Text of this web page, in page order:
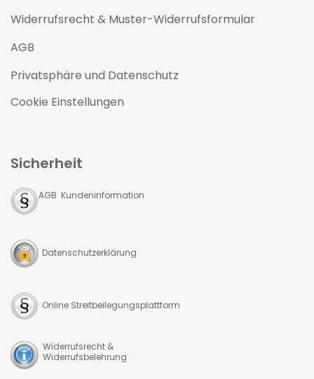
Widerrufsrecht & Muster-Widerrufsformular
AGB
Privatsphäre und Datenschutz
Cookie Einstellungen
Sicherheit
AGB Kundeninformation
Datenschutzerklärung
Online Streitbeilegungsplattform
Widerrufsrecht &
Widerrufsbelehrung